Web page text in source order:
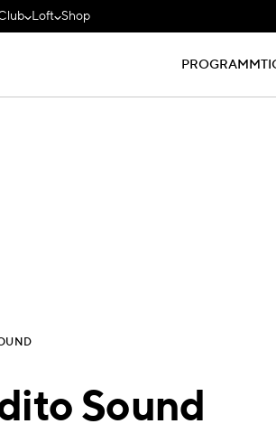
Loft Shop
PROGRAMM
Sound